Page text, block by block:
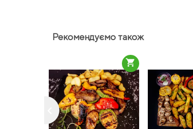
Рекомендуємо також
shopping_cart